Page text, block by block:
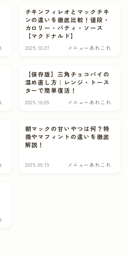
チキンフィレオとマックチキ
ンの違いを徹底比較！値段・
カロリー・パティ・ソース
【マクドナルド】
2025.10.27 メニューあれこれ
【保存版】三角チョコパイの
温め直し方｜レンジ・トース
ターで簡単復活！
2025.10.09 メニューあれこれ
朝マックの甘いやつは何？特
徴やマフィントの違いを徹底
解説！
2025.09.19 メニューあれこれ